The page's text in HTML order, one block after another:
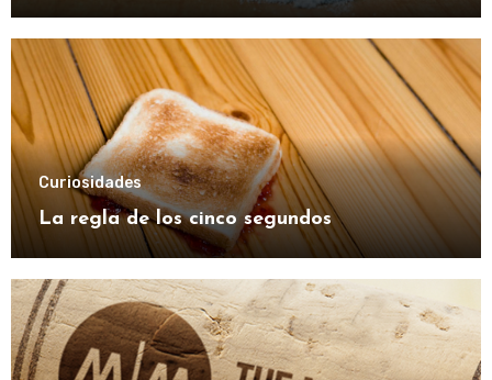
Curiosidades
La regla de los cinco segundos